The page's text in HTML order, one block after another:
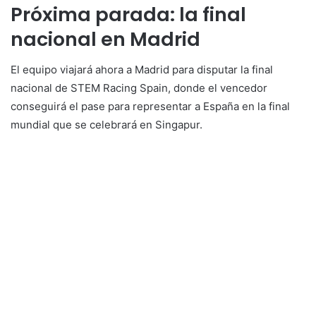
Próxima parada: la final
nacional en Madrid
El equipo viajará ahora a Madrid para disputar la final
nacional de STEM Racing Spain, donde el vencedor
conseguirá el pase para representar a España en la final
mundial que se celebrará en Singapur.